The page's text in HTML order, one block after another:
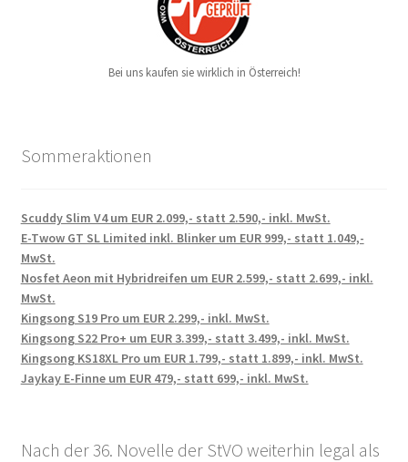
Bei uns kaufen sie wirklich in Österreich!
Sommeraktionen
Scuddy Slim V4 um EUR 2.099,- statt 2.590,- inkl. MwSt.
E-Twow GT SL Limited inkl. Blinker um EUR 999,- statt 1.049,-
MwSt.
Nosfet Aeon mit Hybridreifen um EUR 2.599,- statt 2.699,- inkl.
MwSt.
Kingsong S19 Pro um EUR 2.299,- inkl. MwSt.
Kingsong S22 Pro+ um EUR 3.399,- statt 3.499,- inkl. MwSt.
Kingsong KS18XL Pro um EUR 1.799,- statt 1.899,- inkl. MwSt.
Jaykay E-Finne um EUR 479,- statt 699,- inkl. MwSt.
Nach der 36. Novelle der StVO weiterhin legal als